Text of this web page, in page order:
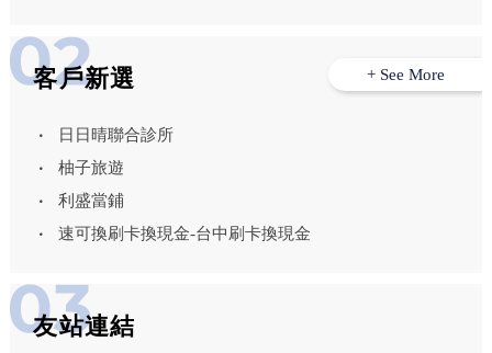
客戶新選
日日晴聯合診所
柚子旅遊
利盛當鋪
速可換刷卡換現金-台中刷卡換現金
+ See More
友站連結